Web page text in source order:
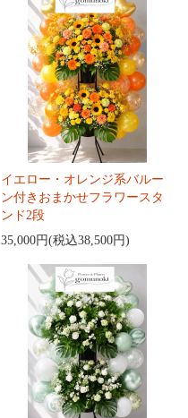
イエロー・オレンジ系バルー
ン付きおまかせフラワースタ
ンド2段
35,000円(税込38,500円)